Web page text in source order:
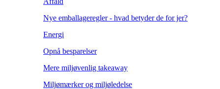
Nye emballageregler - hvad betyder de for jer?
Energi
Opnå besparelser
Mere miljøvenlig takeaway
Miljømærker og miljøledelse